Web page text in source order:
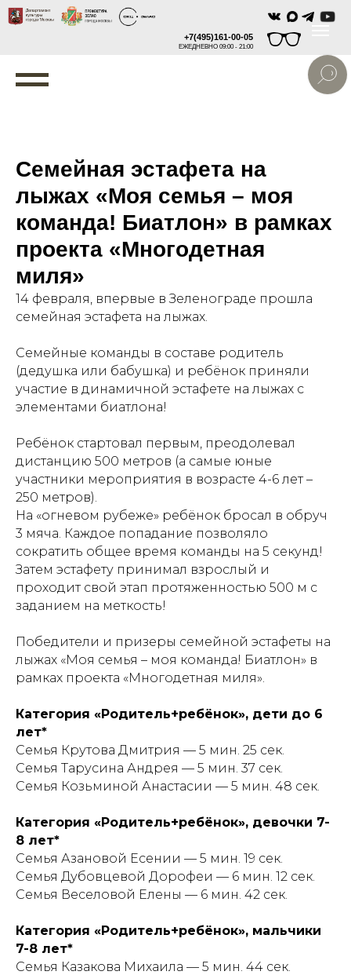
+7(495)161-00-05
ЕЖЕДНЕВНО 09:00 - 21:00
Семейная эстафета на
лыжах «Моя семья – моя
команда! Биатлон» в рамках
проекта «Многодетная
миля»
14 февраля, впервые в Зеленограде прошла
семейная эстафета на лыжах.
Семейные команды в составе родитель
(дедушка или бабушка) и ребёнок приняли
участие в динамичной эстафете на лыжах с
элементами биатлона!
Ребёнок стартовал первым, преодолевал
дистанцию 500 метров (а самые юные
участники мероприятия в возрасте 4-6 лет –
250 метров).
На «огневом рубеже» ребёнок бросал в обруч
3 мяча. Каждое попадание позволяло
сократить общее время команды на 5 секунд!
Затем эстафету принимал взрослый и
проходит свой этап протяженностью 500 м с
заданием на меткость!
Победители и призеры семейной эстафеты на
лыжах «Моя семья – моя команда! Биатлон» в
рамках проекта «Многодетная миля».
Категория «Родитель+ребёнок», дети до 6
лет*
Семья Крутова Дмитрия — 5 мин. 25 сек.
Семья Тарусина Андрея — 5 мин. 37 сек.
Семья Козьминой Анастасии — 5 мин. 48 сек.
Категория «Родитель+ребёнок», девочки 7-
8 лет*
Семья Азановой Есении — 5 мин. 19 сек.
Семья Дубовцевой Дорофеи — 6 мин. 12 сек.
Семья Веселовой Елены — 6 мин. 42 сек.
Категория «Родитель+ребёнок», мальчики
7-8 лет*
Семья Казакова Михаила — 5 мин. 44 сек.